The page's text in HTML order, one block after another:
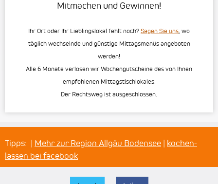
Mitmachen und Gewinnen!
Ihr Ort oder Ihr Lieblingslokal fehlt noch? Sagen Sie uns, wo
täglich wechselnde und günstige Mittagsmenüs angeboten
werden!
Alle 6 Monate verlosen wir Wochengutscheine des von Ihnen
empfohlenen Mittagstischlokales.
Der Rechtsweg ist ausgeschlossen.
Tipps: | Mehr zur Region Allgäu Bodensee | kochen-
lassen bei facebook